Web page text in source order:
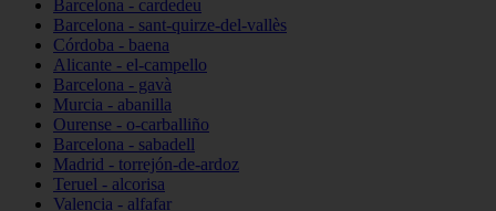
Barcelona - cardedeu
Barcelona - sant-quirze-del-vallès
Córdoba - baena
Alicante - el-campello
Barcelona - gavà
Murcia - abanilla
Ourense - o-carballiño
Barcelona - sabadell
Madrid - torrejón-de-ardoz
Teruel - alcorisa
Valencia - alfafar